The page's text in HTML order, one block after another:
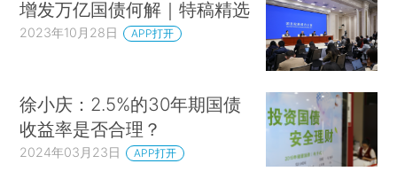
增发万亿国债何解｜特稿精选
2023年10月28日 APP打开
徐小庆：2.5%的30年期国债
收益率是否合理？
2024年03月23日 APP打开